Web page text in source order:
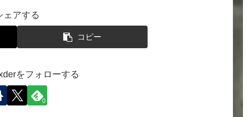
ェアする
コピー
をフォローする
0